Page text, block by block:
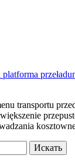
transportu